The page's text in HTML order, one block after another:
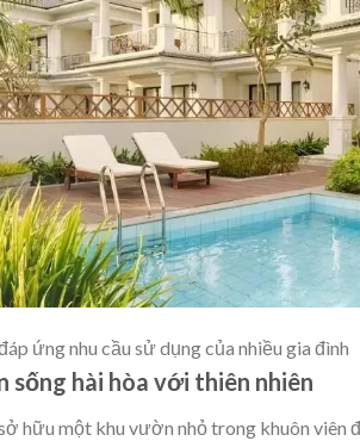
ứng nhu cầu sử dụng của nhiều gia đình
sống hài hòa với thiên nhiên
hữu một khu vườn nhỏ trong khuôn viên